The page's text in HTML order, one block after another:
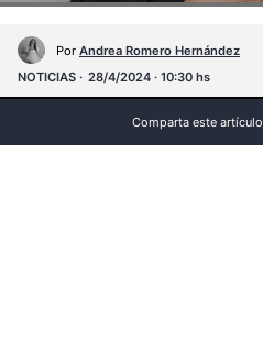
Por Andrea Romero Hernández
NOTICIAS
28/4/2024 · 10:30 hs
Comparta este artículo